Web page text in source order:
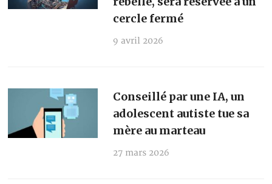
cercle fermé
9 avril 2026
Conseillé par une IA, un
adolescent autiste tue sa
mère au marteau
27 mars 2026